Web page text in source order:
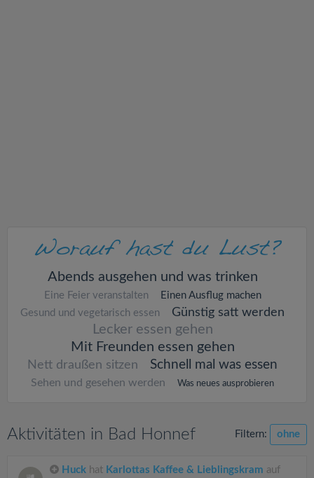
Abends ausgehen und was trinken
Eine Feier veranstalten
Einen Ausflug machen
Gesund und vegetarisch essen
Günstig satt werden
Lecker essen gehen
Mit Freunden essen gehen
Nett draußen sitzen Schnell mal was essen
Sehen und gesehen werden Was neues ausprobieren
Aktivitäten in Bad Honnef Filtern: ohne
Huck hat Karlottas Kaffee & Lieblingskram auf